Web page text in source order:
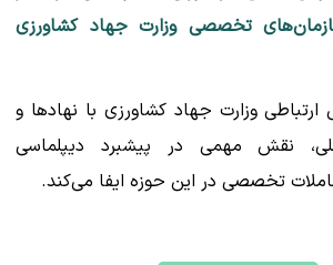
تخصصی وزارت جهاد کشاورزی
ارتباطی وزارت جهاد کشاورزی با نهادها و
نقش مهمی در پیشبرد دیپلماسی
تخصصی در این حوزه ایفا می‌کند.